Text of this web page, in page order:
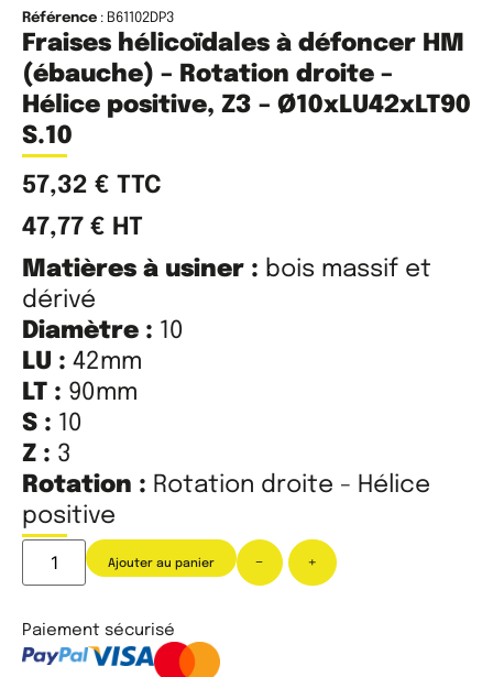
Référence : B61102DP3
Fraises hélicoïdales à défoncer HM
(ébauche) – Rotation droite –
Hélice positive, Z3 – Ø10xLU42xLT90
S.10
57,32 € TTC
47,77 € HT
Matières à usiner : bois massif et
dérivé
Diamètre : 10
LU : 42mm
LT : 90mm
S : 10
Z : 3
Rotation : Rotation droite - Hélice
positive
- +
Ajouter au panier
Paiement sécurisé